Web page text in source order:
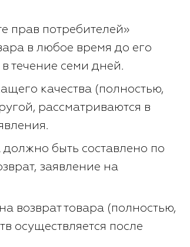
прав потребителей»
в любое время до его
течение семи дней.
качества (полностью,
рассматриваются в
быть составлено по
заявление на
возврат товара (полностью,
осуществляется после